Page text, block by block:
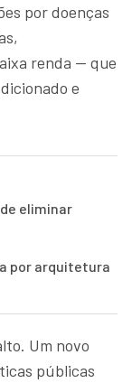
por doenças
renda — que
e
eliminar
por arquitetura
Um novo
públicas